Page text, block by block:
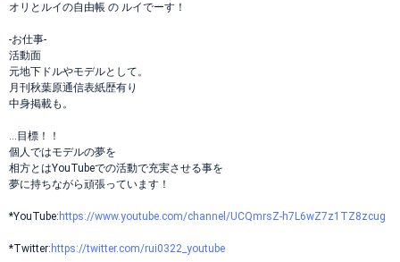
オリとルイの自由帳 の ルイでーす！
-お仕事-
活動面
元地下ドルやモデルとして。
月刊秋葉原通信表紙歴有り
中身掲載も。
…目標！！
個人ではモデルの夢を
相方とはYouTubeでの活動で充実させる事を
夢に持ちながら頑張っています！
*YouTube: https://www.youtube.com/channel/UCQmrsZ-h7L6wZ7z1TZ8zcug
*Twitter: https://twitter.com/rui0322_youtube